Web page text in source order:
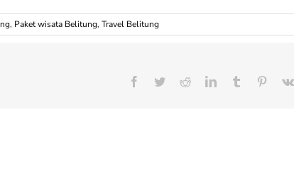
, Paket wisata Belitung, Travel Belitung
Facebook
TwitterRedditLinkedInTumblr